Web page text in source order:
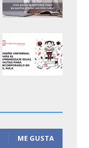
ME GUSTA